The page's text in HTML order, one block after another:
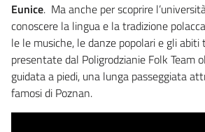
Eunice. Ma anche per scoprire
conoscere la lingua e la tradizione
le le musiche, le danze popolari e gli abiti
presentate dal Poligrodzianie Folk Team
guidata a piedi, una lunga passeggiata
famosi di Poznan.